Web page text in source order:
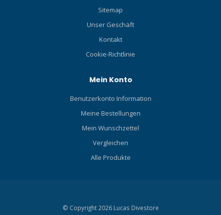
Sitemap
Unser Geschäft
Kontakt
Cookie-Richtlinie
Mein Konto
Benutzerkonto Information
Meine Bestellungen
Mein Wunschzettel
Vergleichen
Alle Produkte
© Copyright 2026 Lucas Divestore